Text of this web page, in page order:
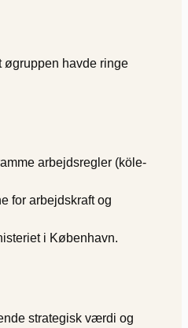
øgruppen havde ringe
arbejdsregler (köle-
for arbejdskraft og
i København.
strategisk værdi og